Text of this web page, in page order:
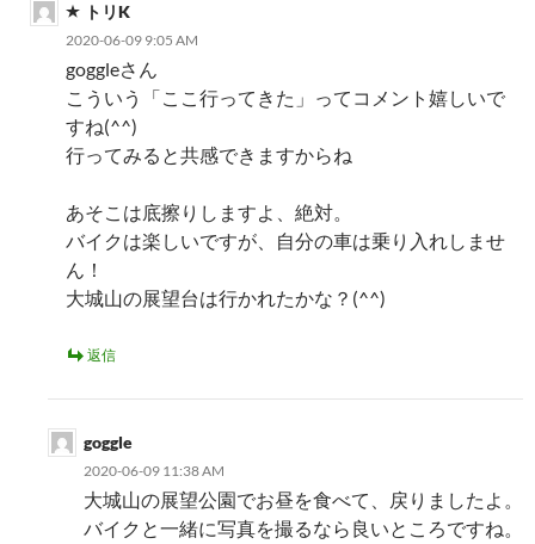
トリK
2020-06-09 9:05 AM
goggleさん
こういう「ここ行ってきた」ってコメント嬉しいで
すね(^^)
行ってみると共感できますからね
あそこは底擦りしますよ、絶対。
バイクは楽しいですが、自分の車は乗り入れしませ
ん！
大城山の展望台は行かれたかな？(^^)
返信
goggle
2020-06-09 11:38 AM
大城山の展望公園でお昼を食べて、戻りましたよ。
バイクと一緒に写真を撮るなら良いところですね。